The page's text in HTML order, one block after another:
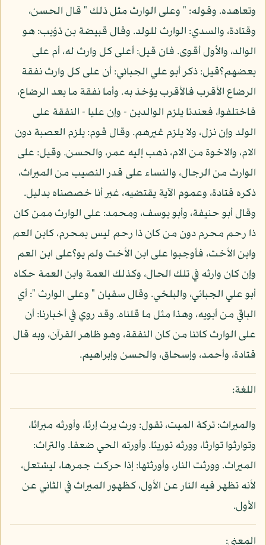
وتعاهده. وقوله: " وعلى الوارث مثل ذلك " قال الحسن،
وقتادة، والسدي: الوارث للولد. وقال قبيضة بن ذؤيب: هو
الوالد، والأول أقوى. فان قيل: أعلى كل وارث له، أم على
بعضهم؟قيل: ذكر أبو علي الجبائي: أن على كل وارث نفقة
الرضاع الأقرب فالأقرب يؤخذ به. وأما نفقة ما بعد الرضاع،
فاختلفوا، فعندنا يلزم الوالدين - وإن عليا - النفقة على
الولد وإن نزل، ولا يلزم غيرهم. وقال قوم: يلزم العصبة دون
الام، والاخوة من الام، ذهب إليه عمر، والحسن. وقيل: على
الوارث من الرجال، والنساء على قدر النصيب من الميراث،
ذكره قتادة، وعموم الآية يقتضيه، غير أنا خصصناه بدليل.
وقال أبو حنيفة، وأبو يوسف، ومحمد: على الوارث ممن كان
ذا رحم محرم دون من كان ذا رحم ليس بمحرم، كابن العم
وابن الأخت، فأوجبوا على ابن الأخت ولم يو؟على ابن العم
وإن كان وارثه في تلك الحال، وكذلك العمة وابن العمة حكاه
أبو علي الجبائي، والبلخي. وقال سفيان " وعلى الوارث ": أي
الباقي من أبويه، وهذا مثل ما قلناه. وقد روي في أخبارنا: أن
على الوارث كائنا من كان النفقة، وهو ظاهر القرآن، وبه قال
قتادة، وأحمد، وإسحاق، والحسن وإبراهيم.
اللغة:
والميراث: تركة الميت، تقول: ورث يرث إرثا، وأورثه ميراثا،
وتوارثوا توارثا، وورثه توريثا. وأورته الحي ضعفا. والتراث:
الميراث. وورثت النار، وأورثتها: إذا حركت جمرها، ليشتعل،
لأنه تظهر فيه النار عن الأول، كظهور الميراث في الثاني عن
الأول.
المعنى: